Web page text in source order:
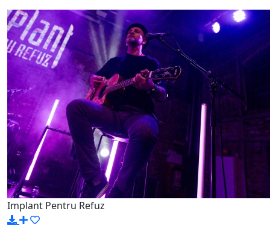
Implant Pentru Refuz